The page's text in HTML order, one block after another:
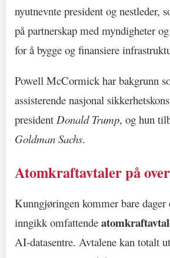
nyutnevnte president og nestleder,
på partnerskap med myndigheter
for å bygge og finansiere
Powell McCormick har bakgrunn
assisterende nasjonal
president Donald Trump, og hun
Goldman Sachs.
Atomkraftavtaler på
Kunngjøringen kommer bare dager
inngikk omfattende
AI-datasentre. Avtalene kan totalt